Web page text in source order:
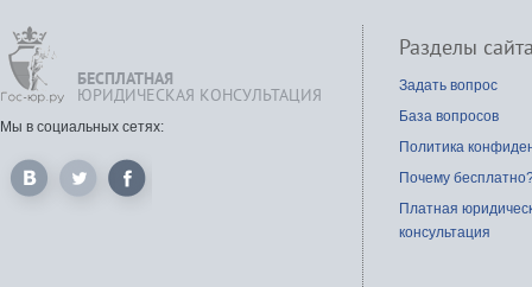
БЕСПЛАТНАЯ
ЮРИДИЧЕСКАЯ КОНСУЛЬТАЦИЯ
Мы в социальных сетях:
Разделы
Задать вопрос
База вопросов
Политика
Почему
Платная
консультация